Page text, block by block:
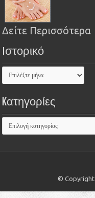
Δείτε Περισσότερα
Ιστορικό
Kατηγορίες
© Copyright